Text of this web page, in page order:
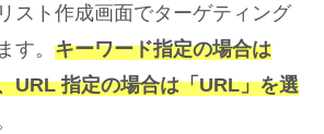
スト作成画面でターゲティング
す。キーワード指定の場合は
URL 指定の場合は「URL」を選